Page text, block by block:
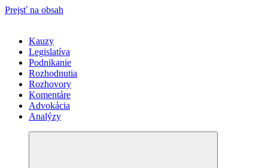
Prejsť na obsah
Kauzy
Legislatíva
Podnikanie
Rozhodnutia
Rozhovory
Komentáre
Advokácia
Analýzy